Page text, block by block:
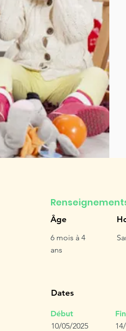
Âge
6 mois à 4
ans
Dates
Début
10/05/2025
Fin